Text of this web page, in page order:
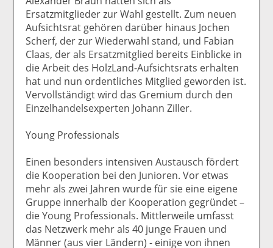
Ersatzmitglieder zur Wahl gestellt. Zum neuen
Aufsichtsrat gehören darüber hinaus Jochen
Scherf, der zur Wiederwahl stand, und Fabian
Claas, der als Ersatzmitglied bereits Einblicke in
die Arbeit des HolzLand-Aufsichtsrats erhalten
hat und nun ordentliches Mitglied geworden ist.
Vervollständigt wird das Gremium durch den
Einzelhandelsexperten Johann Ziller.
Young Professionals
Einen besonders intensiven Austausch fördert
die Kooperation bei den Junioren. Vor etwas
mehr als zwei Jahren wurde für sie eine eigene
Gruppe innerhalb der Kooperation gegründet –
die Young Professionals. Mittlerweile umfasst
das Netzwerk mehr als 40 junge Frauen und
Männer (aus vier Ländern) - einige von ihnen